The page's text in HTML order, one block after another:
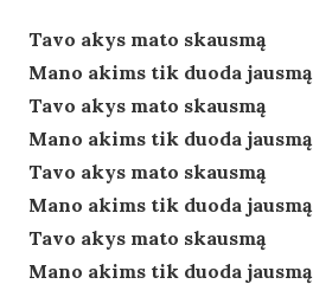
Tavo akys mato skausmą
Mano akims tik duoda jausmą
Tavo akys mato skausmą
Mano akims tik duoda jausmą
Tavo akys mato skausmą
Mano akims tik duoda jausmą
Tavo akys mato skausmą
Mano akims tik duoda jausmą